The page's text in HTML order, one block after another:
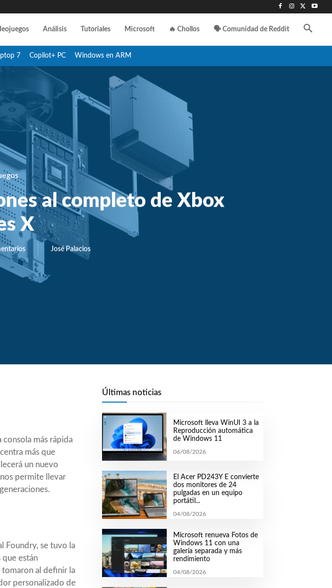
Análisis Tutoriales Microsoft 🔥 Chollos 🗣️ Comunidad de Reddit
7 Copilot+ PC Windows en ARM
al completo de Xbox
X
José Palacios
consola más rápida
más que
un nuevo
permite llevar
Foundry, se tuvo la
que están
tomaron al definir la
personalizado de
Últimas noticias
Microsoft lleva WinUI 3 a la
Reproducción automática
de Windows 11
06/08/2026
El Acer PD243Y E convierte
dos monitores de 24
pulgadas en un equipo
portátil...
04/08/2026
Microsoft renueva Fotos de
Windows 11 con una
galería separada y más
rendimiento
04/08/2026